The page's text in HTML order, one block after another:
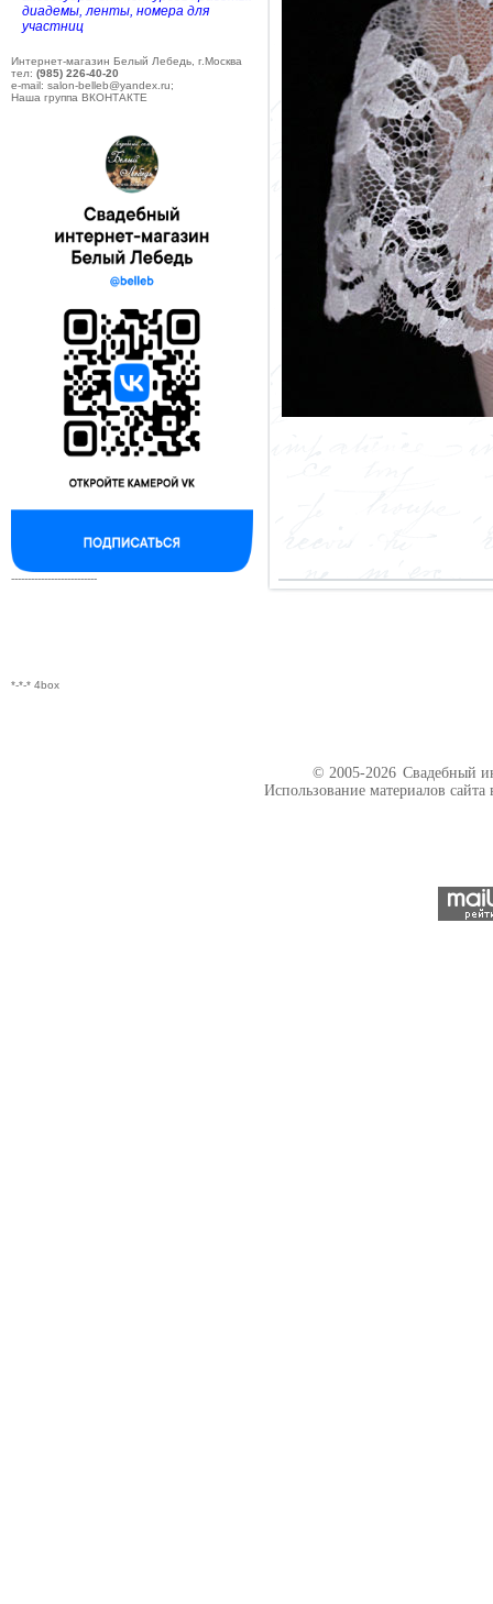
диадемы, ленты, номера для
участниц
Интернет-магазин Белый Лебедь, г.Москва
тел: (985) 226-40-20
e-mail: salon-belleb@yandex.ru;
Наша группа ВКОНТАКТЕ
--------------------------
*-*-* 4box
© 2005-2026 Свадебный
Использование материалов